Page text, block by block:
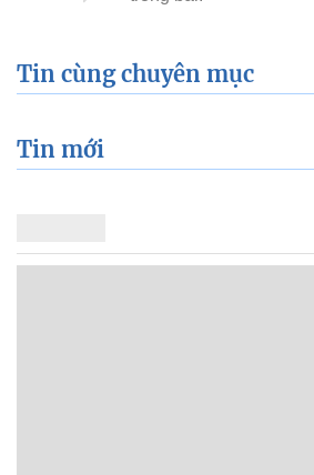
Tin cùng chuyên mục
Tin mới